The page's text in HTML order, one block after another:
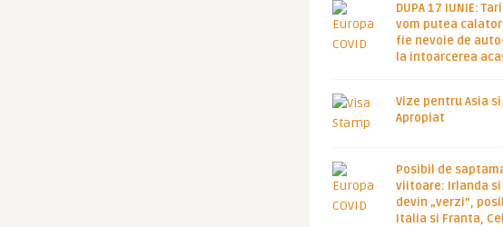
DUPA 17 IUNIE:
vom putea
fie nevoie de
la intoarcerea
Vize pentru Asia si
Apropiat
Posibil de
viitoare: Irlanda si
devin „verzi”,
Italia si Franta,